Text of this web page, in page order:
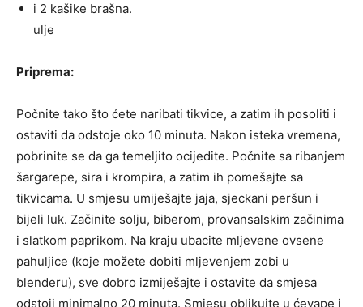
i 2 kašike brašna.
ulje
Priprema:
Počnite tako što ćete naribati tikvice, a zatim ih posoliti i
ostaviti da odstoje oko 10 minuta. Nakon isteka vremena,
pobrinite se da ga temeljito ocijedite. Počnite sa ribanjem
šargarepe, sira i krompira, a zatim ih pomešajte sa
tikvicama. U smjesu umiješajte jaja, sjeckani peršun i
bijeli luk. Začinite solju, biberom, provansalskim začinima
i slatkom paprikom. Na kraju ubacite mljevene ovsene
pahuljice (koje možete dobiti mljevenjem zobi u
blenderu), sve dobro izmiješajte i ostavite da smjesa
odstoji minimalno 20 minuta. Smjesu oblikujte u ćevape i